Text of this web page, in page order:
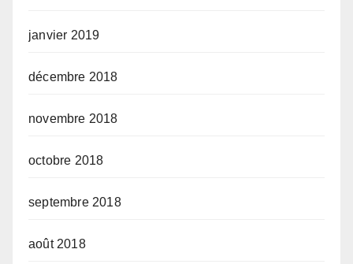
janvier 2019
décembre 2018
novembre 2018
octobre 2018
septembre 2018
août 2018